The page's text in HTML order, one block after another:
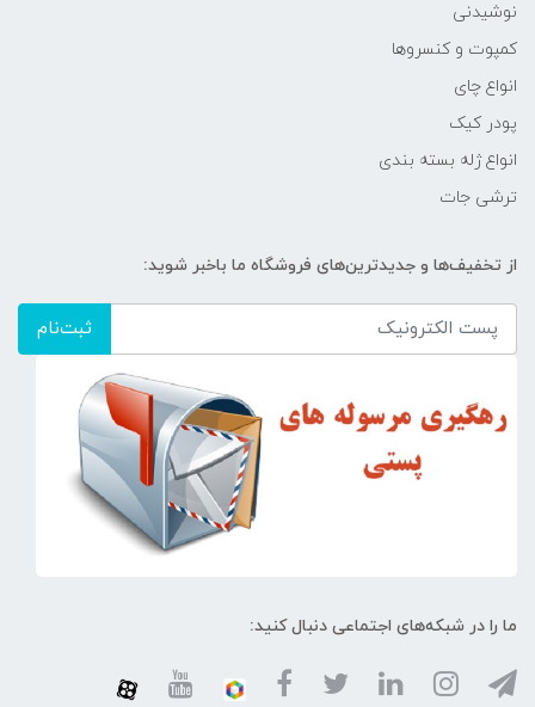
نوشیدنی
کمپوت و کنسروها
انواع چای
پودر کیک
انواع ژله بسته بندی
ترشی جات
از تخفیف‌ها و جدیدترین‌های فروشگاه ما باخبر شوید:
ثبت‌نام
ما را در شبکه‌های اجتماعی دنبال کنید: